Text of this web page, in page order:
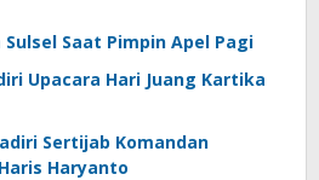
Saat Pimpin Apel Pagi
Upacara Hari Juang Kartika
Sertijab Komandan
Haryanto